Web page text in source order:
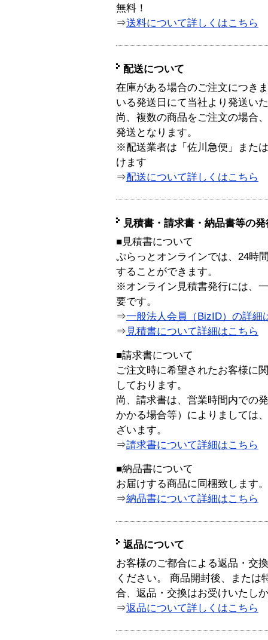
無料！
⇒送料について詳しくはこちら
配送について
在庫がある場合のご注文につき
いる発送日にて当社より発送い
尚、複数の商品をご注文の場合
発送となります。
※配送業者は「佐川急便」また
けます
⇒配送について詳しくはこちら
見積書・請求書・納品書等の
■見積書について
ぷらっとオンラインでは、24時
することができます。
※オンライン見積書発行には、
要です。
⇒一般法人会員（BizID）の詳細
⇒ 見積書について詳細はこちら
■請求書について
ご注文時に希望されたお客様に
しております。
尚、請求書は、営業時間内での
かかる場合等）によりましては
ざいます。
⇒請求書について詳細はこちら
■納品書について
お届けする商品に同梱致します。
⇒納品書について詳細はこちら
返品について
お客様のご都合による返品・交
ください。 商品開封後、または
合、返品・交換はお受けいたし
⇒返品について詳しくはこちら